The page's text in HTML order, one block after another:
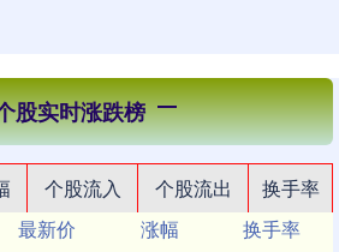
股实时涨跌榜
个股流入 个股流出
换手率
最新价 涨幅
换手率